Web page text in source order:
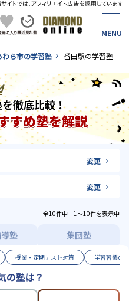
わら市の学習塾 番田駅の学習塾
徹底比較！
すめ塾を解説
変更
変更
全10件中 1〜10件を表示中
塾 集団塾
授業・定期テスト対策 学習習慣の
の塾は？